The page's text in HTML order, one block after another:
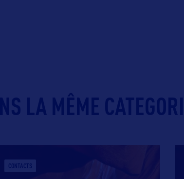
LA MÊME
CONTACTS